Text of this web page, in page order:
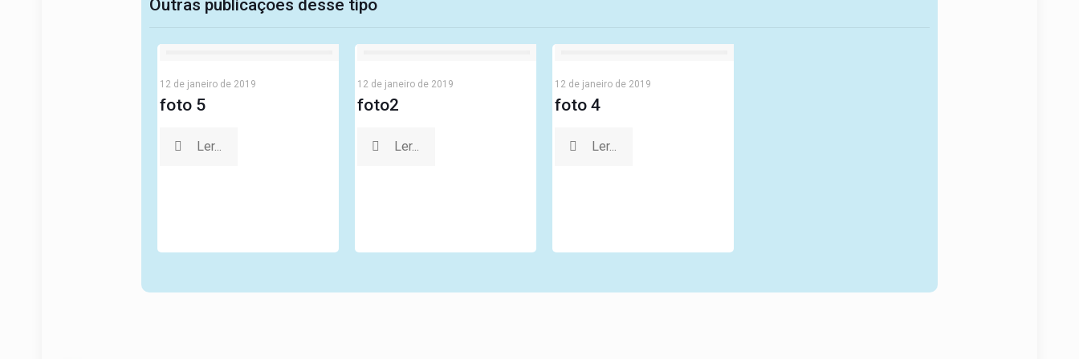
Outras publicações desse tipo
12 de janeiro de 2019
foto 5
Ler...
12 de janeiro de 2019
foto2
Ler...
12 de janeiro de 2019
foto 4
Ler...